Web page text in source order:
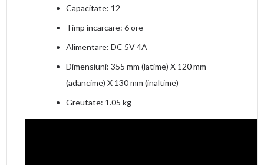
Capacitate: 12
Timp incarcare: 6 ore
Alimentare: DC 5V 4A
Dimensiuni: 355 mm (latime) X 120 mm
(adancime) X 130 mm (inaltime)
Greutate: 1.05 kg